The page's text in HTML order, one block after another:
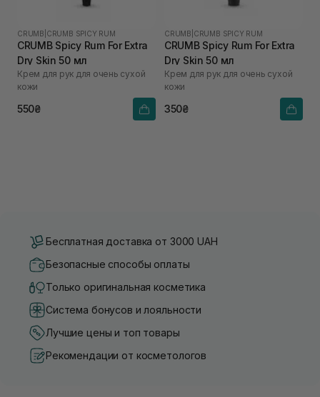
CRUMB CRUMB SPICY RUM
CRUMB Spicy Rum For Extra
Dry Skin 50 мл
Крем для рук для очень сухой
кожи
550₴
CRUMB CRUMB SPICY RUM
CRUMB Spicy Rum For Extra
Dry Skin 50 мл
Крем для рук для очень сухой
кожи
350₴
Бесплатная доставка от 3000 UAH
Безопасные способы оплаты
Только оригинальная косметика
Система бонусов и лояльности
Лучшие цены и топ товары
Рекомендации от косметологов